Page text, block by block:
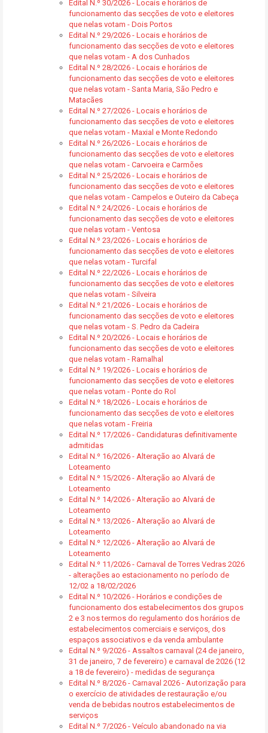
Edital N.º 30/2026 - Locais e horários de
funcionamento das secções de voto e eleitores
que nelas votam - Dois Portos
Edital N.º 29/2026 - Locais e horários de
funcionamento das secções de voto e eleitores
que nelas votam - A dos Cunhados
Edital N.º 28/2026 - Locais e horários de
funcionamento das secções de voto e eleitores
que nelas votam - Santa Maria, São Pedro e
Matacães
Edital N.º 27/2026 - Locais e horários de
funcionamento das secções de voto e eleitores
que nelas votam - Maxial e Monte Redondo
Edital N.º 26/2026 - Locais e horários de
funcionamento das secções de voto e eleitores
que nelas votam - Carvoeira e Carmões
Edital N.º 25/2026 - Locais e horários de
funcionamento das secções de voto e eleitores
que nelas votam - Campelos e Outeiro da Cabeça
Edital N.º 24/2026 - Locais e horários de
funcionamento das secções de voto e eleitores
que nelas votam - Ventosa
Edital N.º 23/2026 - Locais e horários de
funcionamento das secções de voto e eleitores
que nelas votam - Turcifal
Edital N.º 22/2026 - Locais e horários de
funcionamento das secções de voto e eleitores
que nelas votam - Silveira
Edital N.º 21/2026 - Locais e horários de
funcionamento das secções de voto e eleitores
que nelas votam - S. Pedro da Cadeira
Edital N.º 20/2026 - Locais e horários de
funcionamento das secções de voto e eleitores
que nelas votam - Ramalhal
Edital N.º 19/2026 - Locais e horários de
funcionamento das secções de voto e eleitores
que nelas votam - Ponte do Rol
Edital N.º 18/2026 - Locais e horários de
funcionamento das secções de voto e eleitores
que nelas votam - Freiria
Edital N.º 17/2026 - Candidaturas definitivamente
admitidas
Edital N.º 16/2026 - Alteração ao Alvará de
Loteamento
Edital N.º 15/2026 - Alteração ao Alvará de
Loteamento
Edital N.º 14/2026 - Alteração ao Alvará de
Loteamento
Edital N.º 13/2026 - Alteração ao Alvará de
Loteamento
Edital N.º 12/2026 - Alteração ao Alvará de
Loteamento
Edital N.º 11/2026 - Carnaval de Torres Vedras 2026
- alterações ao estacionamento no período de
12/02 a 18/02/2026
Edital N.º 10/2026 - Horários e condições de
funcionamento dos estabelecimentos dos grupos
2 e 3 nos termos do regulamento dos horários de
estabelecimentos comerciais e serviços, dos
espaços associativos e da venda ambulante
Edital N.º 9/2026 - Assaltos carnaval (24 de janeiro,
31 de janeiro, 7 de fevereiro) e carnaval de 2026 (12
a 18 de fevereiro) - medidas de segurança
Edital N.º 8/2026 - Carnaval 2026 - Autorização para
o exercício de atividades de restauração e/ou
venda de bebidas noutros estabelecimentos de
serviços
Edital N.º 7/2026 - Veículo abandonado na via